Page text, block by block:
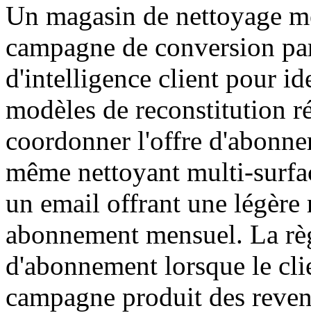
Un magasin de nettoyage
campagne de conversion
d'intelligence client pour
modèles de reconstitution
coordonner l'offre
même nettoyant multi-
un email offrant une
abonnement mensuel. La
d'abonnement lorsque le
campagne produit des